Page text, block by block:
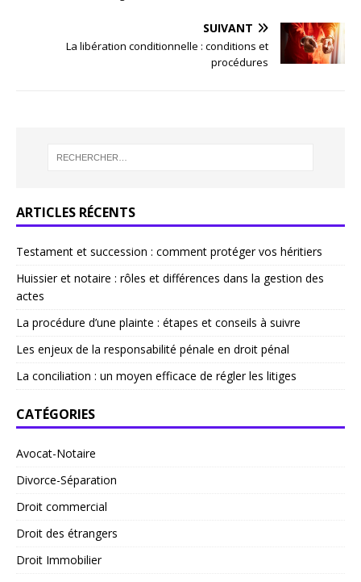
SUIVANT
La libération conditionnelle : conditions et
procédures
ARTICLES RÉCENTS
Testament et succession : comment protéger vos héritiers
Huissier et notaire : rôles et différences dans la gestion des
actes
La procédure d’une plainte : étapes et conseils à suivre
Les enjeux de la responsabilité pénale en droit pénal
La conciliation : un moyen efficace de régler les litiges
CATÉGORIES
Avocat-Notaire
Divorce-Séparation
Droit commercial
Droit des étrangers
Droit Immobilier